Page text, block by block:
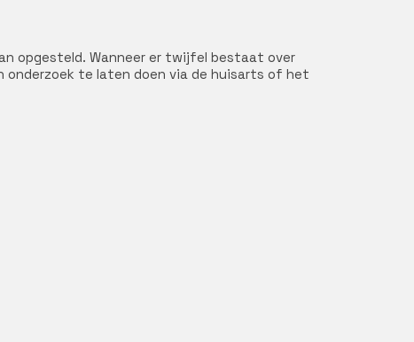
opgesteld. Wanneer er twijfel bestaat over
onderzoek te laten doen via de huisarts of het